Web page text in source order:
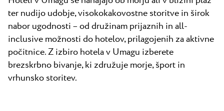
ter nudijo udobje, visokokakovostne storitve in širok
nabor ugodnosti – od družinam prijaznih in all-
inclusive možnosti do hotelov, prilagojenih za aktivne
počitnice. Z izbiro hotela v Umagu izberete
brezskrbno bivanje, ki združuje morje, šport in
vrhunsko storitev.